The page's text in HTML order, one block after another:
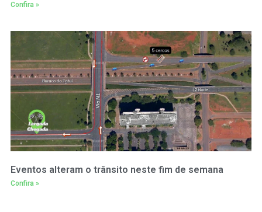
Confira »
Eventos alteram o trânsito neste fim de semana
Confira »